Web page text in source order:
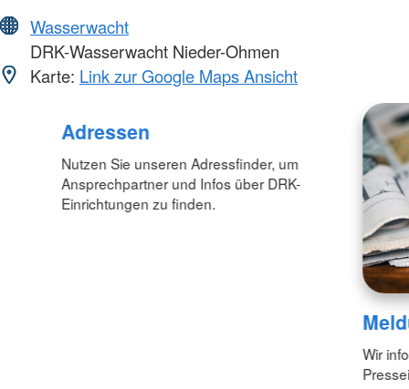
Wasserwacht
DRK-Wasserwacht Nieder-Ohmen
Karte: Link zur Google Maps Ansicht
Adressen
Nutzen Sie unseren Adressfinder, um
Ansprechpartner und Infos über DRK-
Einrichtungen zu finden.
Wir